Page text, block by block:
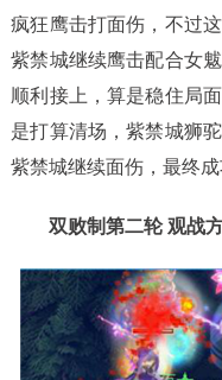
疯狂鹰击打面伤，不过
紫禁城继续鹰击配合女
顺利接上，算是稳住局
是打算清场，紫禁城狮
紫禁城继续面伤，最终成
双败制第二轮 观战